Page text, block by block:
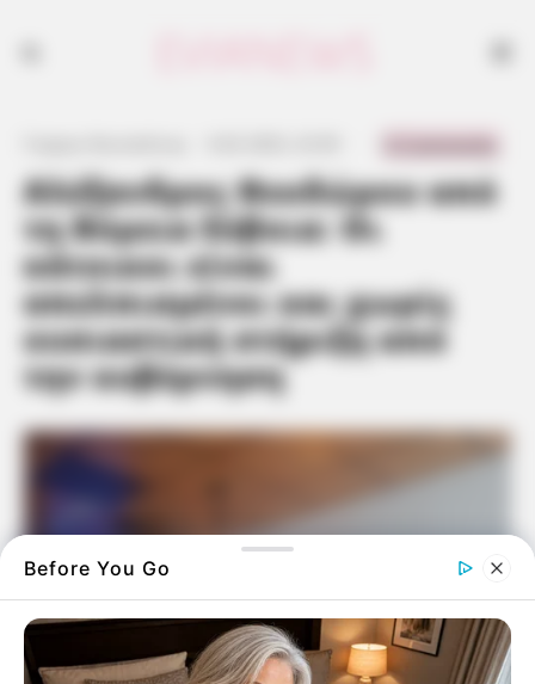
Αλέξανδρος Θεοδώρου από
τη Βόρεια Εύβοια: Οι
κάτοικοι είναι
απελπισμένοι και χωρίς
ουσιαστική στήριξη από
την κυβέρνηση
Before You Go